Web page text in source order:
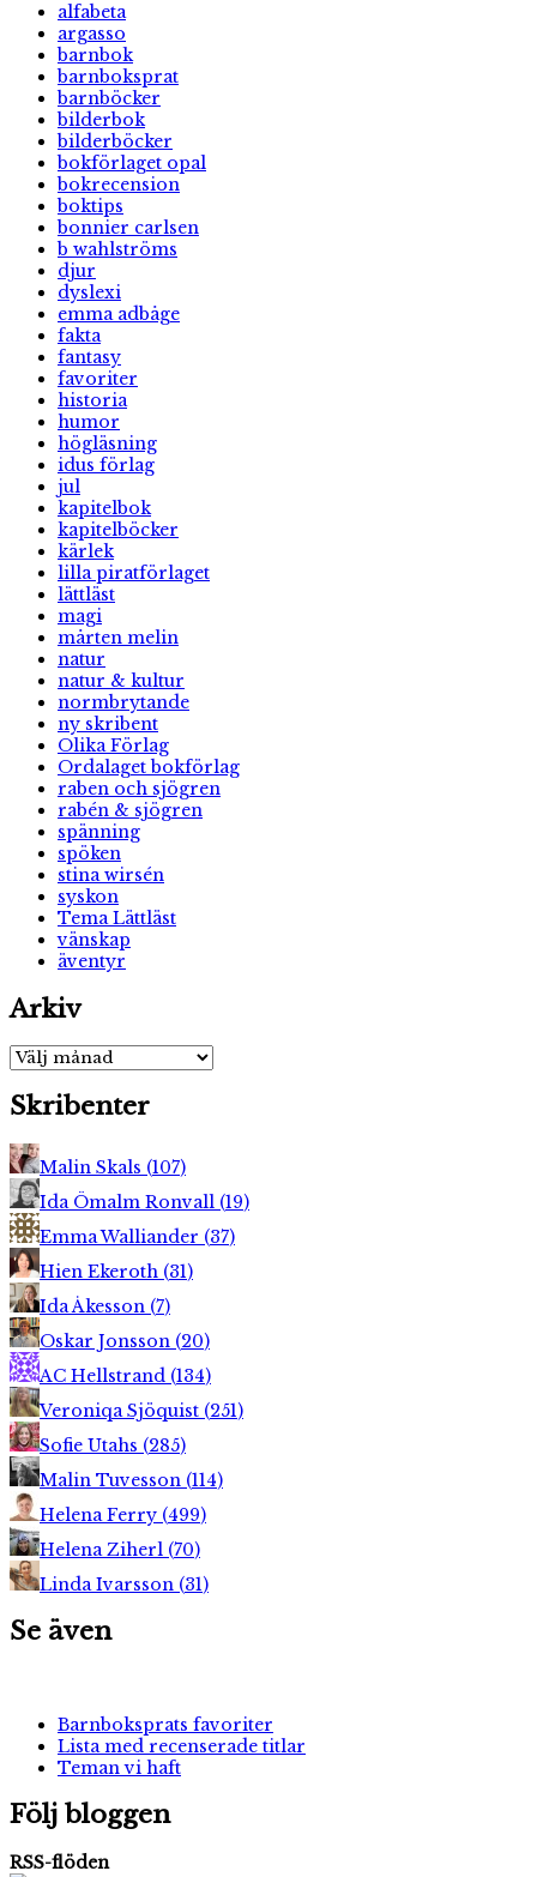
alfabeta
argasso
barnbok
barnboksprat
barnböcker
bilderbok
bilderböcker
bokförlaget opal
bokrecension
boktips
bonnier carlsen
b wahlströms
djur
dyslexi
emma adbåge
fakta
fantasy
favoriter
historia
humor
högläsning
idus förlag
jul
kapitelbok
kapitelböcker
kärlek
lilla piratförlaget
lättläst
magi
mårten melin
natur
natur & kultur
normbrytande
ny skribent
Olika Förlag
Ordalaget bokförlag
raben och sjögren
rabén & sjögren
spänning
spöken
stina wirsén
syskon
Tema Lättläst
vänskap
äventyr
Arkiv
Arkiv
Skribenter
Malin Skals (107)
Ida Ömalm Ronvall (19)
Emma Walliander (37)
Hien Ekeroth (31)
Ida Åkesson (7)
Oskar Jonsson (20)
AC Hellstrand (134)
Veroniqa Sjöquist (251)
Sofie Utahs (285)
Malin Tuvesson (114)
Helena Ferry (499)
Helena Ziherl (70)
Linda Ivarsson (31)
Se även
Barnboksprats favoriter
Lista med recenserade titlar
Teman vi haft
Följ bloggen
RSS-flöden